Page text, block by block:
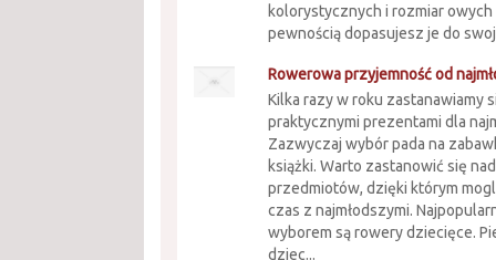
kolorystycznych i rozmiar
pewnością dopasujesz je do
Rowerowa przyjemność od
Kilka razy w roku zastanawiamy
praktycznymi prezentami dla
Zazwyczaj wybór pada na
książki. Warto zastanowić się
przedmiotów, dzięki którym
czas z najmłodszymi.
wyborem są rowery dziecięce.
dziec...